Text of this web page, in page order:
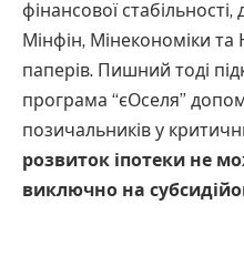
фінансової
Мінфін, Мінекономіки та
паперів. Пишний тоді
програма “єОселя”
позичальників у
розвиток іпотеки не
виключно на